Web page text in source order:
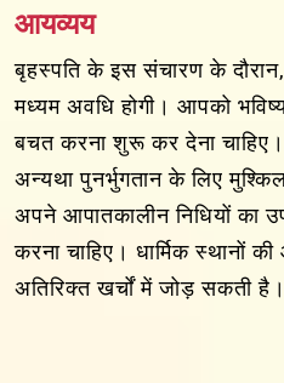
आयव्यय
बृहस्पति के इस संचारण के
मध्यम अवधि होगी। आपको
बचत करना शुरू कर देना
अन्यथा पुनर्भुगतान के लिए
अपने आपातकालीन निधियों का
करना चाहिए। धार्मिक स्थानों
अतिरिक्त खर्चों में जोड़ सकती है।